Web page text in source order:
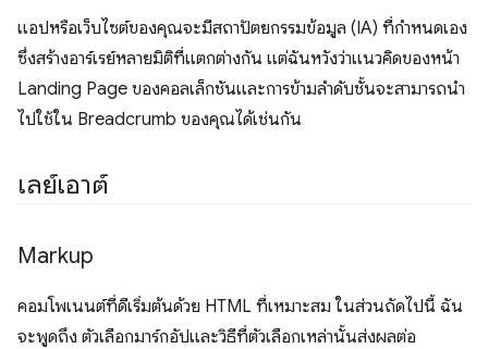
แอปหรือเว็บไซต์ของคุณจะมีสถาปัตยกรรมข้อมูล (IA) ที่กำหนดเอง
ซึ่งสร้างอาร์เรย์หลายมิติที่แตกต่างกัน แต่ฉันหวังว่าแนวคิดของหน้า
Landing Page ของคอลเล็กชันและการข้ามลำดับชั้นจะสามารถนำ
ไปใช้ใน Breadcrumb ของคุณได้เช่นกัน
เลย์เอาต์
Markup
คอมโพเนนต์ที่ดีเริ่มต้นด้วย HTML ที่เหมาะสม ในส่วนถัดไปนี้ ฉัน
จะพูดถึง ตัวเลือกมาร์กอัปและวิธีที่ตัวเลือกเหล่านั้นส่งผลต่อ